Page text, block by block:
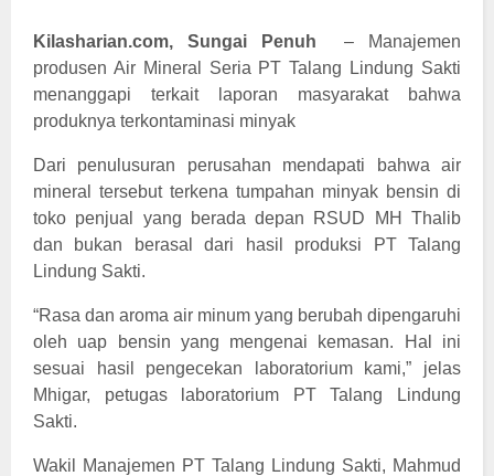
Kilasharian.com, Sungai Penuh – Manajemen
produsen Air Mineral Seria PT Talang Lindung Sakti
menanggapi terkait laporan masyarakat bahwa
produknya terkontaminasi minyak
Dari penulusuran perusahan mendapati bahwa air
mineral tersebut terkena tumpahan minyak bensin di
toko penjual yang berada depan RSUD MH Thalib
dan bukan berasal dari hasil produksi PT Talang
Lindung Sakti.
“Rasa dan aroma air minum yang berubah dipengaruhi
oleh uap bensin yang mengenai kemasan. Hal ini
sesuai hasil pengecekan laboratorium kami,” jelas
Mhigar, petugas laboratorium PT Talang Lindung
Sakti.
Wakil Manajemen PT Talang Lindung Sakti, Mahmud